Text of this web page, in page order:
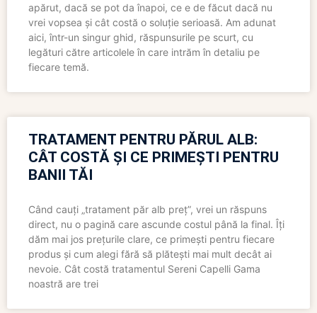
apărut, dacă se pot da înapoi, ce e de făcut dacă nu
vrei vopsea și cât costă o soluție serioasă. Am adunat
aici, într-un singur ghid, răspunsurile pe scurt, cu
legături către articolele în care intrăm în detaliu pe
fiecare temă.
TRATAMENT PENTRU PĂRUL ALB:
CÂT COSTĂ ȘI CE PRIMEȘTI PENTRU
BANII TĂI
Când cauți „tratament păr alb preț”, vrei un răspuns
direct, nu o pagină care ascunde costul până la final. Îți
dăm mai jos prețurile clare, ce primești pentru fiecare
produs și cum alegi fără să plătești mai mult decât ai
nevoie. Cât costă tratamentul Sereni Capelli Gama
noastră are trei